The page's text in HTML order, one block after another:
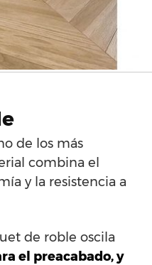
de los más
combina el
y la resistencia a
de roble oscila
el preacabado, y